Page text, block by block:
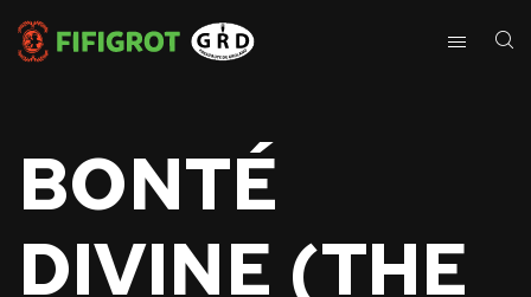
BONTÉ
DIVINE (THE